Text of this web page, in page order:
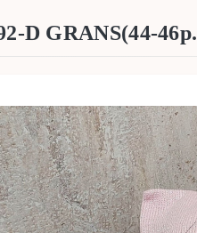
D GRANS(44-